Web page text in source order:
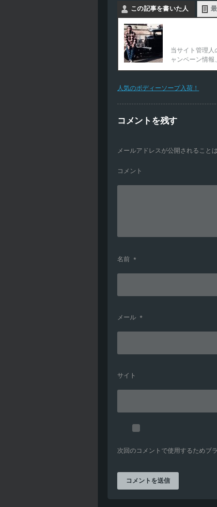
この記事を書いた人
当サイト管理
ャンペーン情
人気のボディーソープ入荷！
コメントを残す
メールアドレスが公開されること
コメント
名前 *
メール *
サイト
次回のコメントで使用するためブ